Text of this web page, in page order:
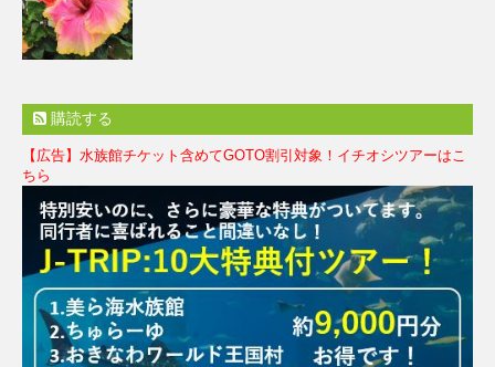
購読する
【広告】水族館チケット含めてGOTO割引対象！イチオシツアーはこ
ちら